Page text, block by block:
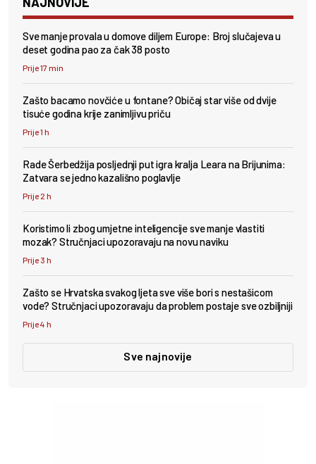
Sve manje provala u domove diljem Europe: Broj slučajeva u
deset godina pao za čak 38 posto
Prije 17 min
Zašto bacamo novčiće u fontane? Običaj star više od dvije
tisuće godina krije zanimljivu priču
Prije 1 h
Rade Šerbedžija posljednji put igra kralja Leara na Brijunima:
Zatvara se jedno kazališno poglavlje
Prije 2 h
Koristimo li zbog umjetne inteligencije sve manje vlastiti
mozak? Stručnjaci upozoravaju na novu naviku
Prije 3 h
Zašto se Hrvatska svakog ljeta sve više bori s nestašicom
vode? Stručnjaci upozoravaju da problem postaje sve ozbiljniji
Prije 4 h
Sve najnovije